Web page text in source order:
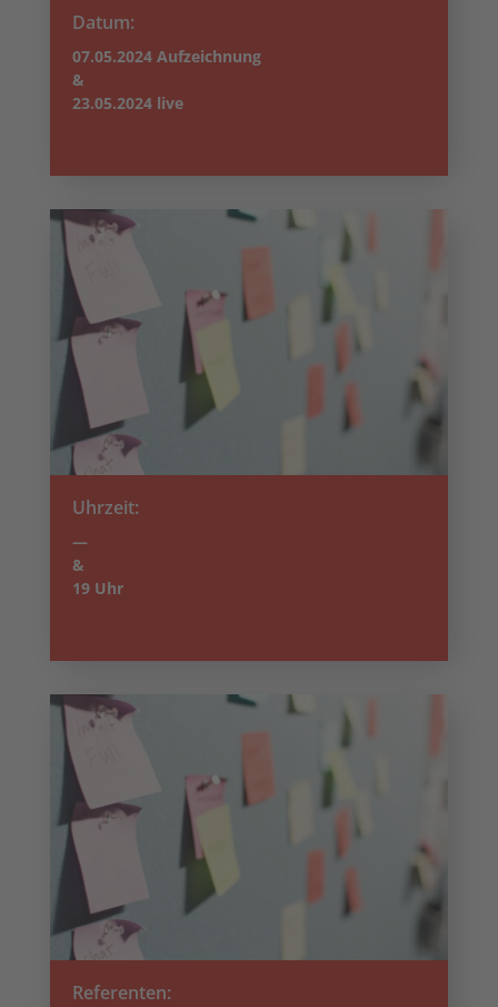
Datum:
07.05.2024 Aufzeichnung
&
23.05.2024 live
Uhrzeit:
—
&
19 Uhr
Referenten: